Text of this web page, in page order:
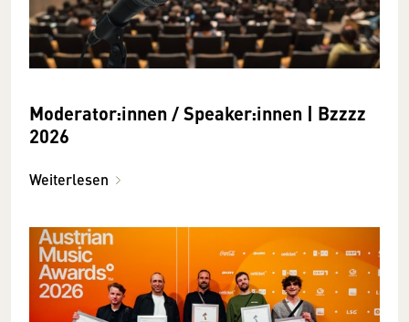
Moderator:innen / Speaker:innen | Bzzzz
2026
Weiterlesen